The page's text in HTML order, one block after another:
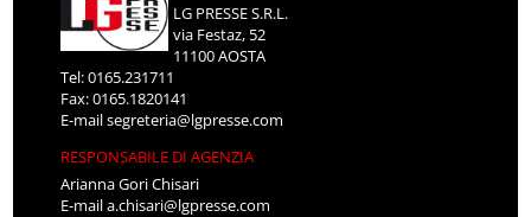
LG PRESSE S.R.L.
via Festaz, 52
11100 AOSTA
Tel: 0165.231711
Fax: 0165.1820141
E-mailsegreteria@lgpresse.com
RESPONSABILE DI AGENZIA
Arianna Gori Chisari
E-maila.chisari@lgpresse.com